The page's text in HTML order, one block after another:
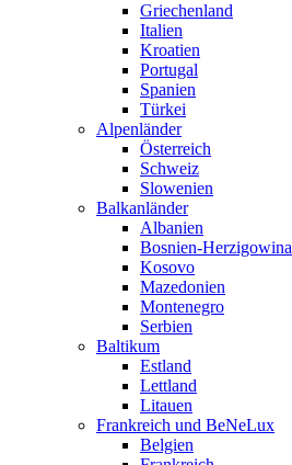
Griechenland
Italien
Kroatien
Portugal
Spanien
Türkei
Alpenländer
Österreich
Schweiz
Slowenien
Balkanländer
Albanien
Bosnien-Herzigowina
Kosovo
Mazedonien
Montenegro
Serbien
Baltikum
Estland
Lettland
Litauen
Frankreich und BeNeLux
Belgien